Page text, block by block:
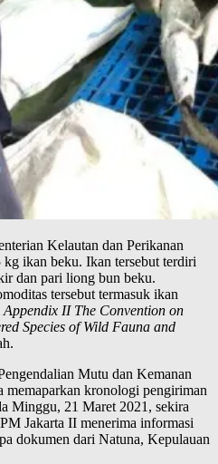
Kelautan dan Perikanan
ikan beku. Ikan tersebut terdiri
dan pari liong bun beku.
tersebut termasuk ikan
Appendix II The Convention on
Species of Wild Fauna and
Mutu dan Kemanan
kronologi pengiriman
Minggu, 21 Maret 2021, sekira
Jakarta II menerima informasi
dokumen dari Natuna, Kepulauan